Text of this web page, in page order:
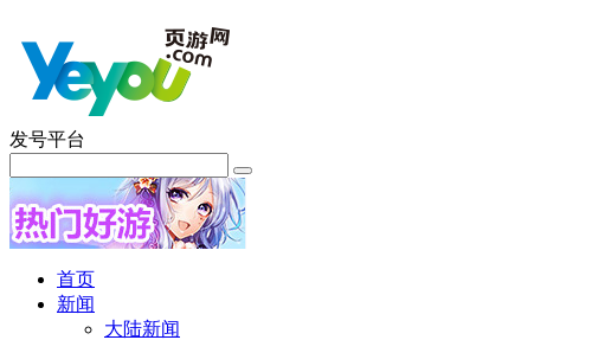
发号平台
首页
新闻
大陆新闻